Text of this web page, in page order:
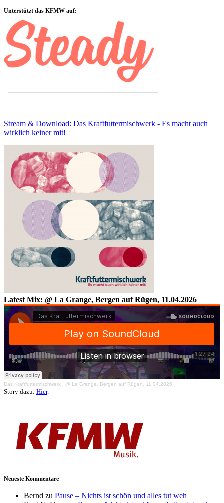
Sidebar
Unterstützt das KFMW auf:
Stream & Download: Das Kraftfuttermischwerk - Es macht auch
wirklich keiner mit!
Latest Mix: @ La Grange, Bergen auf Rügen, 11.04.2026
Das Kraftfuttermischwerk · @ La Grange, Bergen auf Rügen, 11.04.2026
Story dazu: Hier.
Neueste Kommentare
Bernd zu Pause – Nichts ist schön und alles tut weh